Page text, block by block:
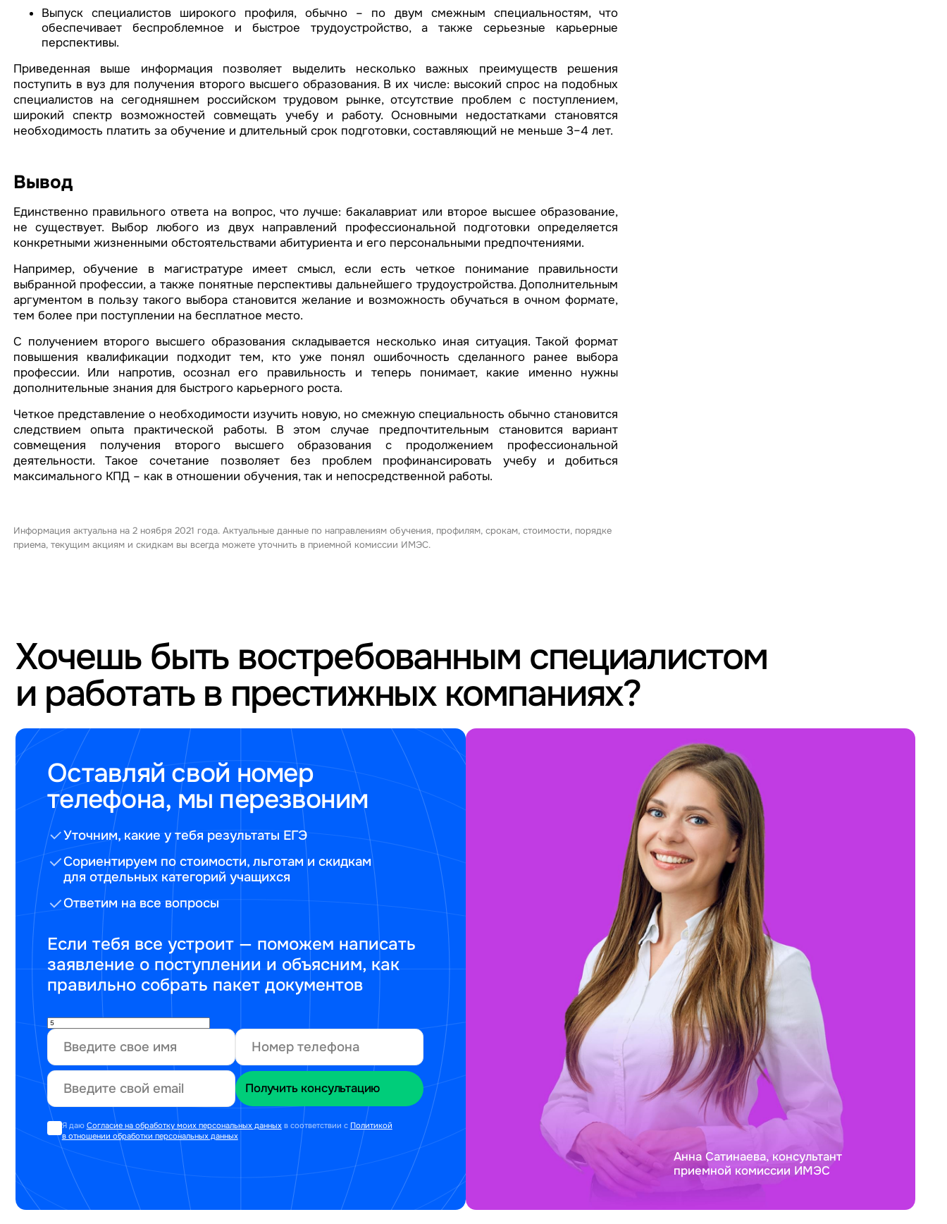
Выпуск специалистов широкого профиля, обычно – по двум смежным специальностям, что
обеспечивает беспроблемное и быстрое трудоустройство, а также серьезные карьерные
перспективы.
Приведенная выше информация позволяет выделить несколько важных преимуществ решения
поступить в вуз для получения второго высшего образования. В их числе: высокий спрос на подобных
специалистов на сегодняшнем российском трудовом рынке, отсутствие проблем с поступлением,
широкий спектр возможностей совмещать учебу и работу. Основными недостатками становятся
необходимость платить за обучение и длительный срок подготовки, составляющий не меньше 3–4 лет.
Вывод
Единственно правильного ответа на вопрос, что лучше: бакалавриат или второе высшее образование,
не существует. Выбор любого из двух направлений профессиональной подготовки определяется
конкретными жизненными обстоятельствами абитуриента и его персональными предпочтениями.
Например, обучение в магистратуре имеет смысл, если есть четкое понимание правильности
выбранной профессии, а также понятные перспективы дальнейшего трудоустройства. Дополнительным
аргументом в пользу такого выбора становится желание и возможность обучаться в очном формате,
тем более при поступлении на бесплатное место.
С получением второго высшего образования складывается несколько иная ситуация. Такой формат
повышения квалификации подходит тем, кто уже понял ошибочность сделанного ранее выбора
профессии. Или напротив, осознал его правильность и теперь понимает, какие именно нужны
дополнительные знания для быстрого карьерного роста.
Четкое представление о необходимости изучить новую, но смежную специальность обычно становится
следствием опыта практической работы. В этом случае предпочтительным становится вариант
совмещения получения второго высшего образования с продолжением профессиональной
деятельности. Такое сочетание позволяет без проблем профинансировать учебу и добиться
максимального КПД – как в отношении обучения, так и непосредственной работы.
Информация актуальна на 2 ноября 2021 года. Актуальные данные по направлениям обучения, профилям, срокам, стоимости, порядке
приема, текущим акциям и скидкам вы всегда можете уточнить в приемной комиссии ИМЭС.
Хочешь быть востребованным специалистом
и работать в престижных компаниях?
Оставляй свой номер
телефона, мы перезвоним
Уточним, какие у тебя результаты ЕГЭ
Сориентируем по стоимости, льготам и скидкам
для отдельных категорий учащихся
Ответим на все вопросы
Если тебя все устроит — поможем написать
заявление о поступлении и объясним, как
правильно собрать пакет документов
Я даю Согласие на обработку моих персональных данныхв соответствии с Политикой
в отношении обработки персональных данных
Анна Сатинаева, консультант
приемной комиссии ИМЭС